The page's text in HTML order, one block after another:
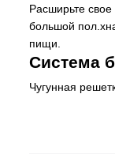
Расширьте
большой
пищи.
Система
Чугунная